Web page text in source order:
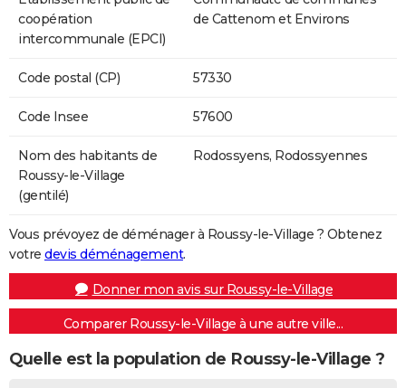
coopération
intercommunale (EPCI)
de Cattenom et Environs
Code postal (CP) 57330
Code Insee 57600
Nom des habitants de
Roussy-le-Village
(gentilé)
Rodossyens, Rodossyennes
Vous prévoyez de déménager à Roussy-le-Village ? Obtenez
votre devis déménagement.
Donner mon avis sur Roussy-le-Village
Comparer Roussy-le-Village à une autre ville...
Quelle est la population de Roussy-le-Village ?